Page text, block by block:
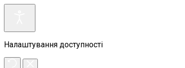
Налаштування доступності